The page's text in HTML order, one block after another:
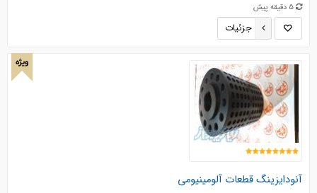
5 دقیقه پیش
جزئیات
ویژه
آنودایزینگ قطعات آلومینیومی